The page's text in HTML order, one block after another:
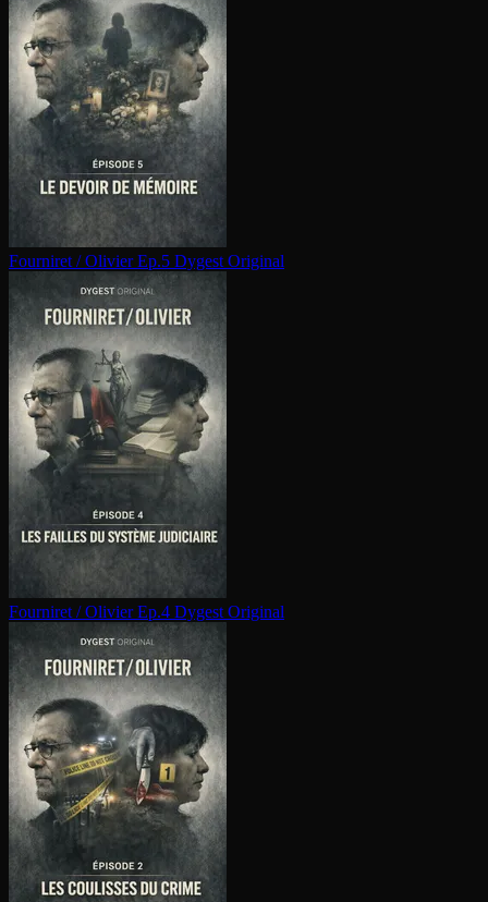
Fourniret / Olivier Ep.5 Dygest Original
Fourniret / Olivier Ep.4 Dygest Original